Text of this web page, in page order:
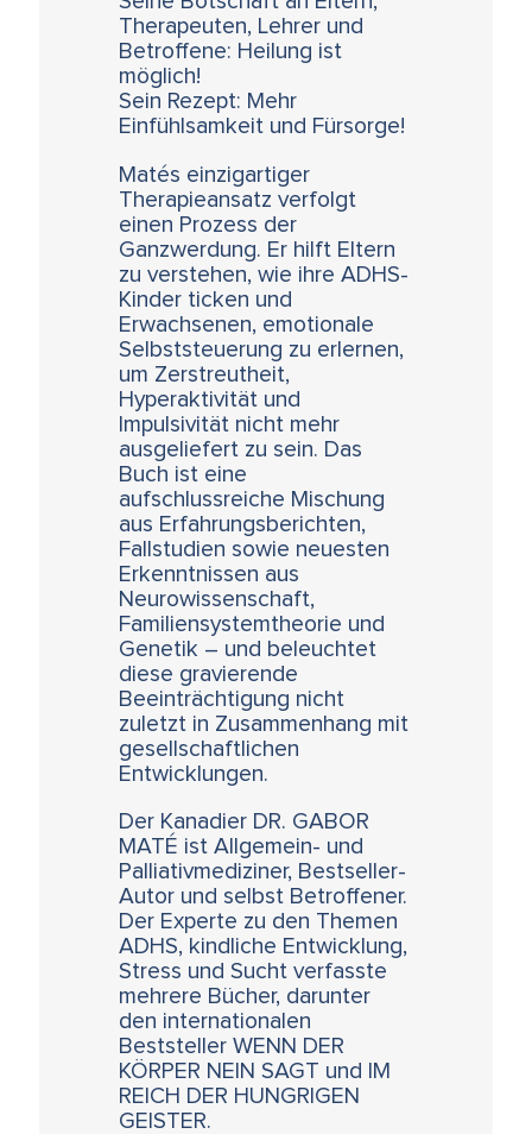
Therapeuten, Lehrer und
Betroffene: Heilung ist
möglich!
Sein Rezept: Mehr
Einfühlsamkeit und Fürsorge!
Matés einzigartiger
Therapieansatz verfolgt
einen Prozess der
Ganzwerdung. Er hilft Eltern
zu verstehen, wie ihre ADHS-
Kinder ticken und
Erwachsenen, emotionale
Selbststeuerung zu erlernen,
um Zerstreutheit,
Hyperaktivität und
Impulsivität nicht mehr
ausgeliefert zu sein. Das
Buch ist eine
aufschlussreiche Mischung
aus Erfahrungsberichten,
Fallstudien sowie neuesten
Erkenntnissen aus
Neurowissenschaft,
Familiensystemtheorie und
Genetik – und beleuchtet
diese gravierende
Beeinträchtigung nicht
zuletzt in Zusammenhang mit
gesellschaftlichen
Entwicklungen.
Der Kanadier DR. GABOR
MATÉ ist Allgemein- und
Palliativmediziner, Bestseller-
Autor und selbst Betroffener.
Der Experte zu den Themen
ADHS, kindliche Entwicklung,
Stress und Sucht verfasste
mehrere Bücher, darunter
den internationalen
Beststeller WENN DER
KÖRPER NEIN SAGT und IM
REICH DER HUNGRIGEN
GEISTER.